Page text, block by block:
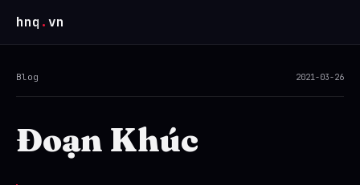
hnq .vn
Blog 2021-03-26
Đoạn Khúc